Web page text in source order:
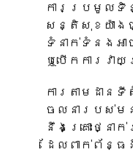
ការប្រមូលទិ
សន្តិសុខយ៉ាង
ទំនាក់ទំនងអ
ឬបើកការវ
ការតាមដាន
ចលនារបស់ម
នឹងគ្រោះថ្ន
ដែលពាក់ព័ន្ធ